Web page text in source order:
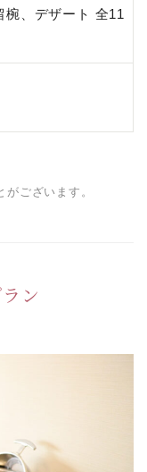
椀、デザート 全11
ございます。
ン